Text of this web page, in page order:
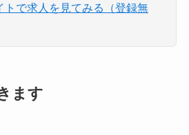
トで求人を見てみる（登録無
ます